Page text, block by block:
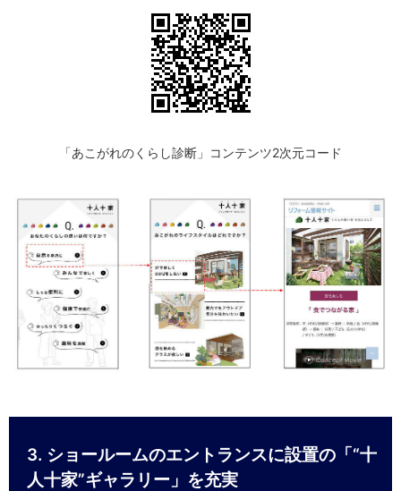
「あこがれのくらし診断」コンテンツ2次元コード
3. ショールームのエントランスに設置の「“十
人十家”ギャラリー」を充実